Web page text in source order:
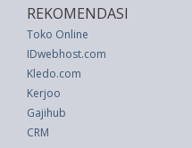
REKOMENDASI
Toko Online
IDwebhost.com
Kledo.com
Kerjoo
Gajihub
CRM